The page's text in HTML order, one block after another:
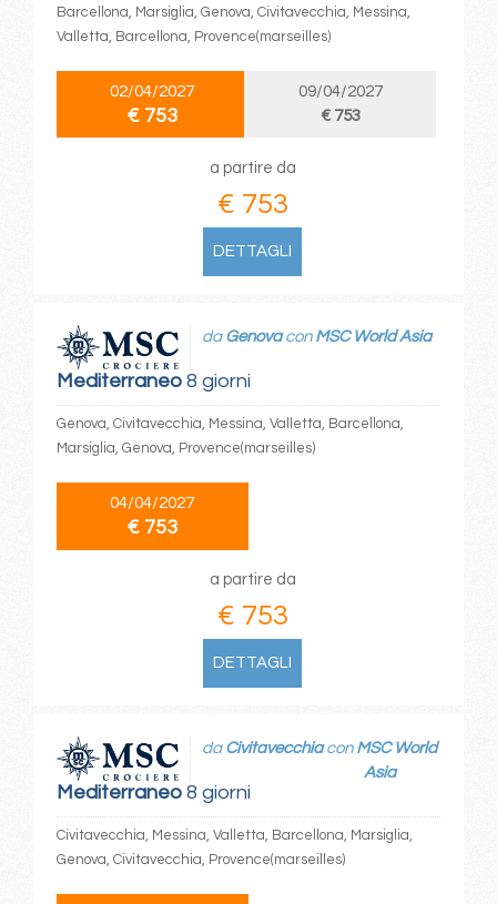
Barcellona, Marsiglia, Genova, Civitavecchia, Messina,
Valletta, Barcellona, Provence(marseilles)
02/04/2027
€ 753
09/04/2027
€ 753
a partire da
€ 753
DETTAGLI
Mediterraneo8 giorni
da Genovacon MSC World Asia
Genova, Civitavecchia, Messina, Valletta, Barcellona,
Marsiglia, Genova, Provence(marseilles)
04/04/2027
€ 753
a partire da
€ 753
DETTAGLI
Mediterraneo8 giorni
da Civitavecchiacon MSC World
Asia
Civitavecchia, Messina, Valletta, Barcellona, Marsiglia,
Genova, Civitavecchia, Provence(marseilles)